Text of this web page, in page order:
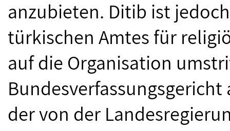
anzubieten. Ditib ist
türkischen Amtes für
auf die Organisation
der von der